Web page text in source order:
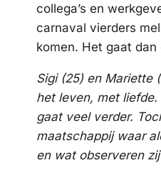
collega’s en
carnaval vierders
komen. Het gaat
Sigi (25) en Mariette
het leven, met
gaat veel verder.
maatschappij waar
en wat observeren